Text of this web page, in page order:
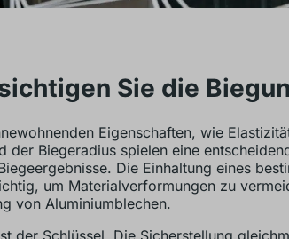
Sie die
Eigenschaften, wie
der Biegeradius spielen eine
Die Einhaltung eines
um Materialverformungen zu
von Aluminiumblechen.